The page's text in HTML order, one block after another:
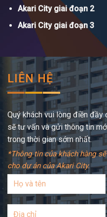
Akari City giai đoạn 2
Akari City giai đoạn 3
LIÊN HỆ
Quý khách vui lòng điền
sẽ tư vấn và gửi thông tin
trong thời gian sớm nhất.
*Thông tin của khách hàng
cho dự án của Akari City.